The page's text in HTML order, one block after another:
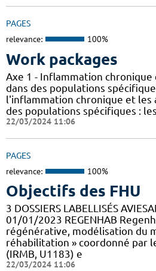
PAGES
relevance: 100%
Work packages
Axe 1 - Inflammation
dans des populations
l'inflammation chronique et les
des populations spécifiques :
22/03/2024 11:06
PAGES
relevance: 100%
Objectifs des FHU
3 DOSSIERS LABELLISÉS
01/01/2023 REGENHAB
régénérative, modélisation du
réhabilitation » coordonné par le
(IRMB, U1183) e
22/03/2024 11:06